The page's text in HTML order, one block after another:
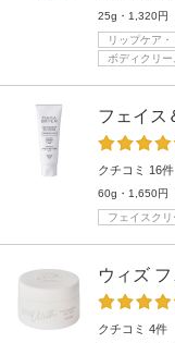
25g・1,320円
リップケア
ボディクリ
フェイス
クチコミ 16件
60g・1,650円
フェイスクリ
ウィズ
クチコミ 4件